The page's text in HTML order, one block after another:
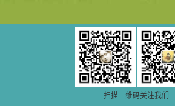
听他们的教诲，伴随在他们的身边，
和他们一起赞颂吾主，想到那使我欣
喜欢乐的甜蜜的相会，这世界对于我
一点吸引力都没有了。 从这些书
籍里，我认识了许多爱主的人，他们
使我更亲近主，帮助我更深的认识
主，爱主。这些曾经生活在人间的圣
人圣女，内心隐藏着来自天上光照的
扫描二维码关注我们